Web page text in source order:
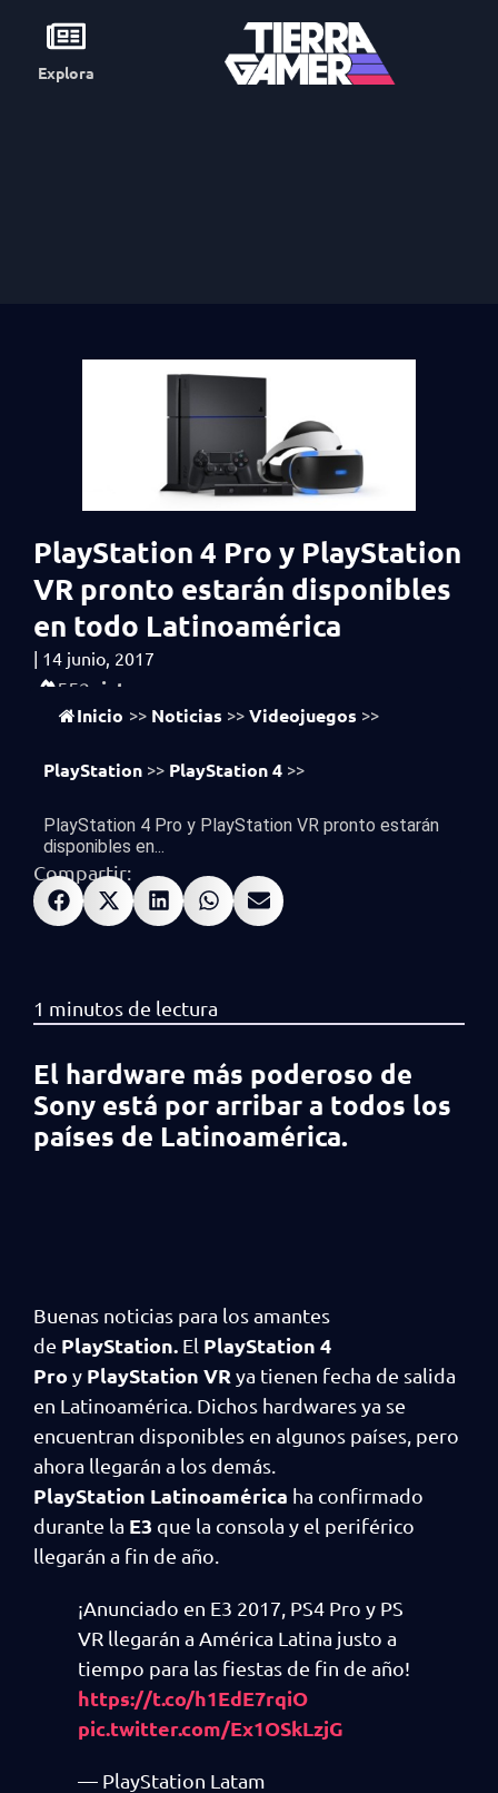
Explora
PlayStation 4 Pro y PlayStation
VR pronto estarán disponibles
en todo Latinoamérica
| 14 junio, 2017
552 vistas
Inicio >> Noticias >> Videojuegos >>
PlayStation >> PlayStation 4 >>
PlayStation 4 Pro y PlayStation VR pronto estarán
disponibles en...
Compartir:
El hardware más poderoso de
Sony está por arribar a todos los
países de Latinoamérica.
Buenas noticias para los amantes
de PlayStation. El PlayStation 4
Pro y PlayStation VR ya tienen fecha de salida
en Latinoamérica. Dichos hardwares ya se
encuentran disponibles en algunos países, pero
ahora llegarán a los demás.
PlayStation Latinoamérica ha confirmado
durante la E3 que la consola y el periférico
llegarán a fin de año.
¡Anunciado en E3 2017, PS4 Pro y PS
VR llegarán a América Latina justo a
tiempo para las fiestas de fin de año!
https://t.co/h1EdE7rqiO
pic.twitter.com/Ex1OSkLzjG
— PlayStation Latam